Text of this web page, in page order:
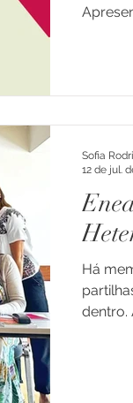
Depressão
Há
dentro.
Sofia
12 de jul.